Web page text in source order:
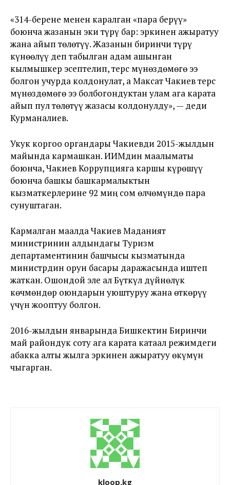
«314-берене менен каралган «пара берүү»
боюнча жазанын эки түрү бар: эркинен ажыратуу
жана айып төлөтүү. Жазанын биринчи түрү
күнөөлүү деп табылган адам ашынган
кылмышкер эсептелип, терс мүнөздөмөгө ээ
болгон учурда колдонулат, а Максат Чакиев терс
мүнөздөмөгө ээ болбогондуктан улам ага карата
айып пул төлөтүү жазасы колдонулду», — деди
Курманалиев.
Укук коргоо органдары Чакиевди 2015-жылдын
майында кармашкан. ИИМдин маалыматы
боюнча, Чакиев Коррупцияга каршы күрөшүү
боюнча башкы башкармалыктын
кызматкерлерине 92 миң сом өлчөмүндө пара
сунуштаган.
Кармалган маалда Чакиев Маданият
министринин алдындагы Туризм
департаментинин башчысы кызматында
министрдин орун басары даражасында иштеп
жаткан. Ошондой эле ал Бүткүл дүйнөлүк
көчмөндөр оюндарын уюштуруу жана өткөрүү
үчүн жооптуу болгон.
2016-жылдын январында Бишкектин Биринчи
май райондук соту ага карата катаал режимдеги
абакка алты жылга эркинен ажыратуу өкүмүн
чыгарган.
kloop.kg